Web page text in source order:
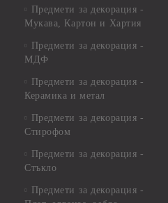
Предмети за декорация -
Мукава, Картон и Хартия
Предмети за декорация -
МДФ
Предмети за декорация -
Керамика и метал
Предмети за декорация -
Стирофом
Предмети за декорация -
Стъкло
Предмети за декорация -